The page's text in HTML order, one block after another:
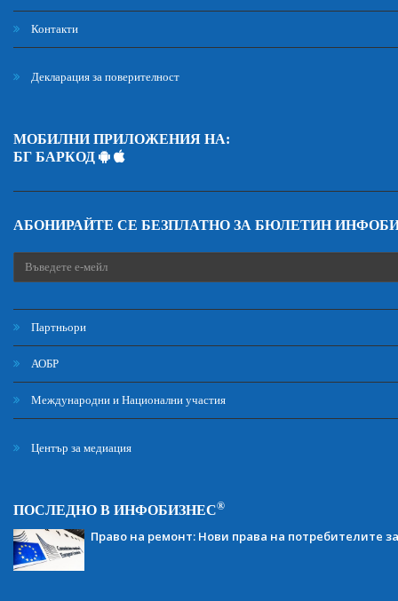
Контакти
Декларация за поверителност
МОБИЛНИ ПРИЛОЖЕНИЯ НА:
БГ БАРКОД
АБОНИРАЙТЕ СЕ БЕЗПЛАТНО ЗА БЮЛЕТИН
Партньори
АОБР
Международни и Национални участия
Център за медиация
ПОСЛЕДНО В ИНФОБИЗНЕС®
Право на ремонт: Нови права на потребителите